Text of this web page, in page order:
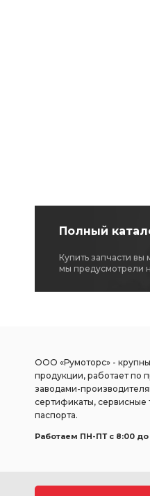
Полный
Купить запчасти
мы предусмотрели
ООО «Румоторс» -
продукции, работает по
заводами-
сертификаты, сервисные
паспорта.
Работаем ПН-ПТ c 8:00